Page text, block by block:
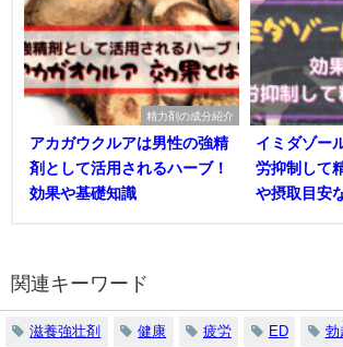
精力剤の成分紹介
アカガウクルアは男性の強精
剤として活用されるハーブ！
効果や基礎知識
イミダゾー
労抑制して
や摂取目安
関連キーワード
滋養強壮剤 健康 疲労 ED 勃